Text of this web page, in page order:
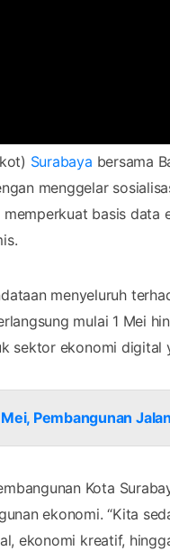
Surabaya bersama
menggelar
basis
menyeluruh
mulai 1 Mei
sektor ekonomi digital
Pembangunan
Kota
ekonomi. “Kita
ekonomi kreatif,